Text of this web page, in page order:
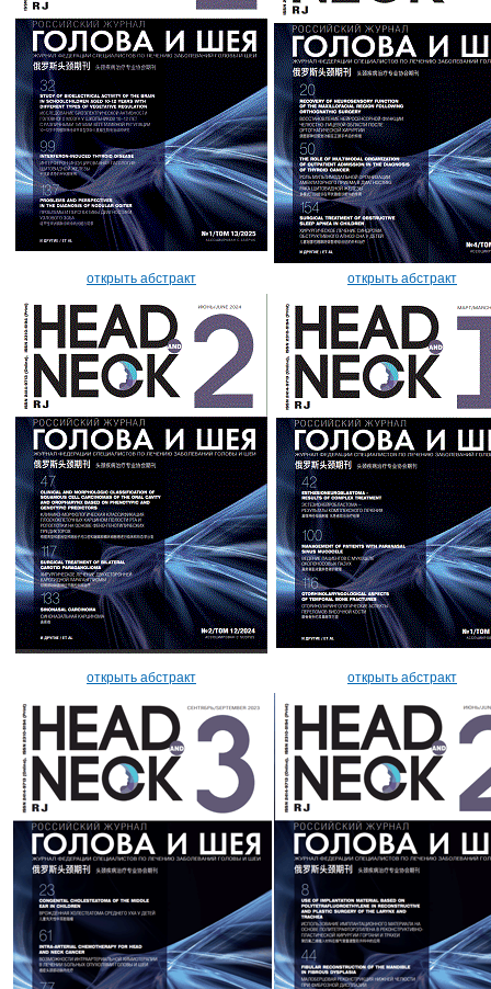
открыть абстракт открыть абстракт
открыть абстракт открыть абстракт